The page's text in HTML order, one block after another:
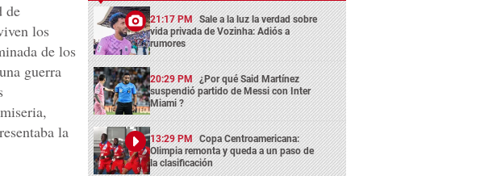
de
los
de los
guerra
la
21:17 PM Sale a la luz la verdad sobre
vida privada de Vozinha: Adiós a
rumores
20:29 PM ¿Por qué Said Martínez
suspendió partido de Messi con Inter
Miami ?
13:29 PM Copa Centroamericana:
Olimpia remonta y queda a un paso de
la clasificación